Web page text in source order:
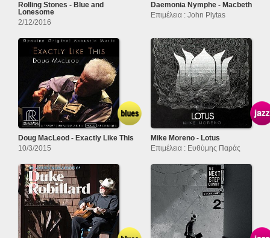
Rolling Stones - Blue and
Lonesome
2/12/2016
Daemonia Nymphe - Macbeth
Επιμέλεια : John Plytas
Doug MacLeod - Exactly Like This
10/3/2015
Mike Moreno - Lotus
Επιμέλεια : Ευθύμης Παράς